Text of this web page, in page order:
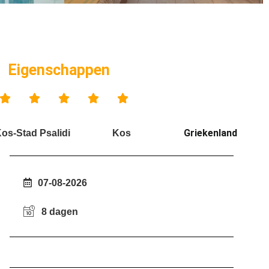
Eigenschappen
   
Stad Psalidi Kos Griekenland
07-08-2026
8 dagen